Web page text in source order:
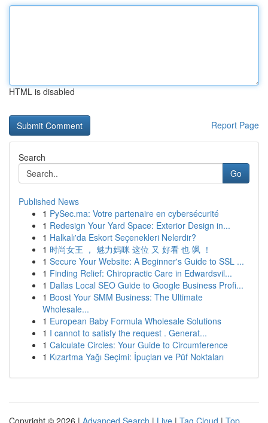
HTML is disabled
Report Page
Search
Go
Published News
1 PySec.ma: Votre partenaire en cybersécurité
1 Redesign Your Yard Space: Exterior Design in...
1 Halkalı'da Eskort Seçenekleri Nelerdir?
1 时尚女王 ， 魅力妈咪 这位 又 好看 也 飒 ！
1 Secure Your Website: A Beginner's Guide to SSL ...
1 Finding Relief: Chiropractic Care in Edwardsvil...
1 Dallas Local SEO Guide to Google Business Profi...
1 Boost Your SMM Business: The Ultimate
Wholesale...
1 European Baby Formula Wholesale Solutions
1 I cannot to satisfy the request . Generat...
1 Calculate Circles: Your Guide to Circumference
1 Kızartma Yağı Seçimi: İpuçları ve Püf Noktaları
Copyright © 2026 | Advanced Search | Live | Tag Cloud | Top